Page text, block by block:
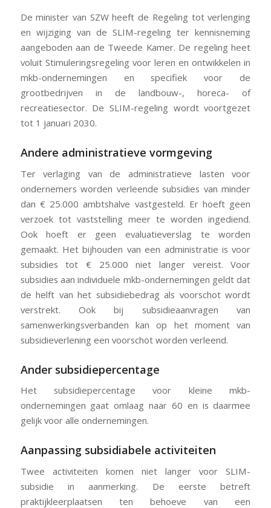
De minister van SZW heeft de Regeling tot verlenging
en wijziging van de SLIM-regeling ter kennisneming
aangeboden aan de Tweede Kamer. De regeling heet
voluit Stimuleringsregeling voor leren en ontwikkelen in
mkb-ondernemingen en specifiek voor de
grootbedrijven in de landbouw-, horeca- of
recreatiesector. De SLIM-regeling wordt voortgezet
tot 1 januari 2030.
Andere administratieve vormgeving
Ter verlaging van de administratieve lasten voor
ondernemers worden verleende subsidies van minder
dan € 25.000 ambtshalve vastgesteld. Er hoeft geen
verzoek tot vaststelling meer te worden ingediend.
Ook hoeft er geen evaluatieverslag te worden
gemaakt. Het bijhouden van een administratie is voor
subsidies tot € 25.000 niet langer vereist. Voor
subsidies aan individuele mkb-ondernemingen geldt dat
de helft van het subsidiebedrag als voorschot wordt
verstrekt. Ook bij subsidieaanvragen van
samenwerkingsverbanden kan op het moment van
subsidieverlening een voorschot worden verleend.
Ander subsidiepercentage
Het subsidiepercentage voor kleine mkb-
ondernemingen gaat omlaag naar 60 en is daarmee
gelijk voor alle ondernemingen.
Aanpassing subsidiabele activiteiten
Twee activiteiten komen niet langer voor SLIM-
subsidie in aanmerking. De eerste betreft
praktijkleerplaatsen ten behoeve van een